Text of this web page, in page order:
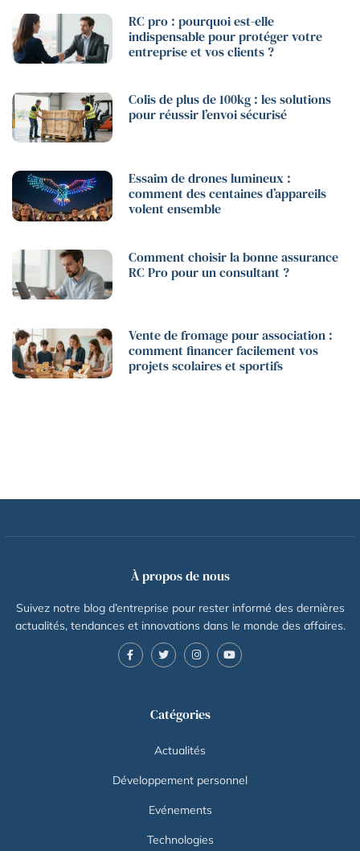
RC pro : pourquoi est-elle
indispensable pour protéger votre
entreprise et vos clients ?
Colis de plus de 100kg : les solutions
pour réussir l’envoi sécurisé
Essaim de drones lumineux :
comment des centaines d’appareils
volent ensemble
Comment choisir la bonne assurance
RC Pro pour un consultant ?
Vente de fromage pour association :
comment financer facilement vos
projets scolaires et sportifs
À propos de nous
Suivez notre blog d’entreprise pour rester informé des dernières
actualités, tendances et innovations dans le monde des affaires.
Catégories
Actualités
Développement personnel
Evénements
Technologies